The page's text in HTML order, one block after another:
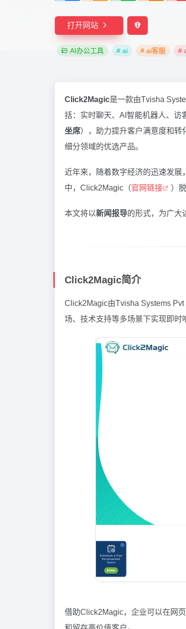
打开网站
AI办公工具 # ai # ai客服 #
Click2Magic是一款由Tvisha
括：实时聊天、AI智能机器人、
坐席），助力提升客户满意度和
细分领域的优选产品。
近年来，随着数字经济的迅速发展
中，Click2Magic（官网链接 ）
本文将以新闻报导的形式，为广大
Click2Magic简介
Click2Magic由Tvisha Systems
场、技术支持等多场景下实现即时
借助Click2Magic，企业可以在网